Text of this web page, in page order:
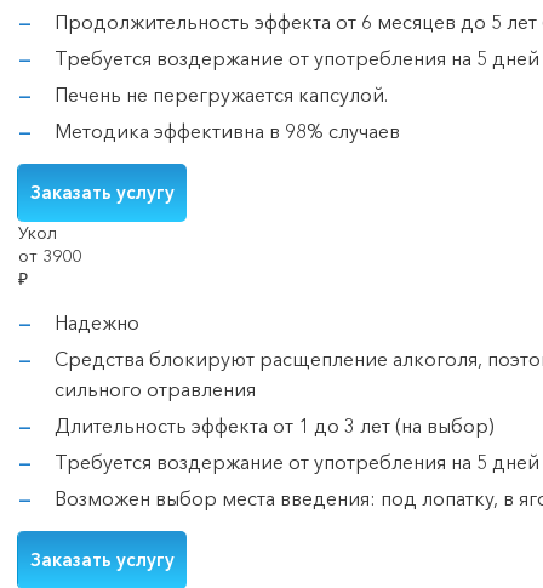
Продолжительность эффекта от 6 месяцев до 5
Требуется воздержание от употребления на 5 дней
Печень не перегружается капсулой.
Методика эффективна в 98% случаев
Заказать услугу
Укол
от 3900
₽
Надежно
Средства блокируют расщепление алкоголя,
сильного отравления
Длительность эффекта от 1 до 3 лет (на выбор)
Требуется воздержание от употребления на 5 дней
Возможен выбор места введения: под лопатку, в
Заказать услугу